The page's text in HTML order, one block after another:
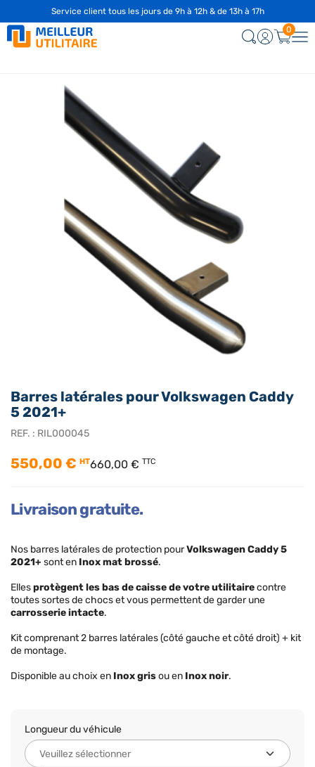
Barres latérales pour Volkswagen Caddy
5 2021+
REF. : RIL000045
550,00 € HT660,00 € TTC
Livraison gratuite.
Nos barres latérales de protection pourVolkswagen Caddy 5
2021+ sont en Inox mat brossé.
Ellesprotègent les bas de caisse de votre utilitairecontre
toutes sortes de chocs et vous permettent de garder une
carrosserie intacte.
Kit comprenant 2 barres latérales (côté gauche et côté droit) + kit
de montage.
Disponible au choix en Inox grisou en Inox noir.
Longueur du véhicule
Service client tous les jours de 9h à 12h & de 13h à 17h
0